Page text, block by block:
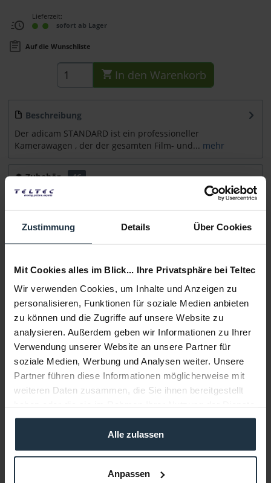
Zustimmung Details Über Cookies
Mit Cookies alles im Blick... Ihre Privatsphäre bei Teltec
Wir verwenden Cookies, um Inhalte und Anzeigen zu
personalisieren, Funktionen für soziale Medien anbieten
zu können und die Zugriffe auf unsere Website zu
analysieren. Außerdem geben wir Informationen zu Ihrer
Verwendung unserer Website an unsere Partner für
soziale Medien, Werbung und Analysen weiter. Unsere
Partner führen diese Informationen möglicherweise mit
weiteren Daten zusammen, die Sie ihnen bereitgestellt
gesammelt haben.
Alle zulassen
Anpassen
Lieferzeit:
sofort ab Lager
Auf die Wunschliste
In den Warenkorb
Beschreibung
Der adicam STANDARD ist ein professioneller
Kamerawagen , der der gesamten Film- und... mehr
Zubehör
46
Zubehör und Empfehlungen
Beratung
Medien
Infos zu Hersteller & Produktsicherheit
Folgende Infos zum Hersteller sind verfübar...... mehr
Weitere Artikel von adicam ansehen
adicam STANDARD (SKU002-09)